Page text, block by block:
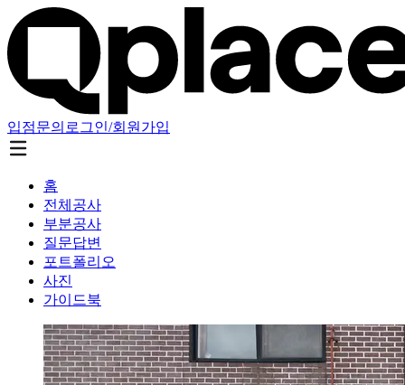
입점문의 로그인/회원가입
홈
전체공사
부분공사
질문답변
포트폴리오
사진
가이드북